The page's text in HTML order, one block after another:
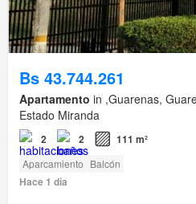
Bs 43.744.261
Apartamento in ,Guarenas,
Estado Miranda
2 2 111 m²
Aparcamiento Balcón
Hace 1 día